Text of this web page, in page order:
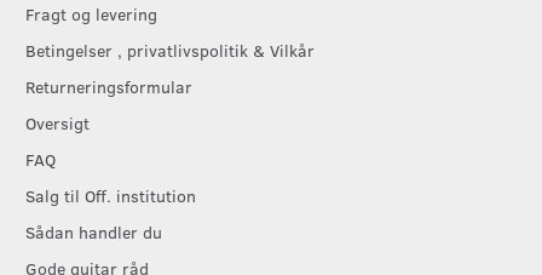
Fragt og levering
Betingelser , privatlivspolitik & Vilkår
Returneringsformular
Oversigt
FAQ
Salg til Off. institution
Sådan handler du
Gode guitar råd